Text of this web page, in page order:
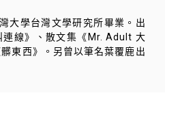
大學台灣文學研究所畢業。出
連線》、散文集《Mr. Adult 大
東西》。另曾以筆名葉覆鹿出